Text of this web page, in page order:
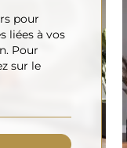
pour
liées à vos
Pour
sur le